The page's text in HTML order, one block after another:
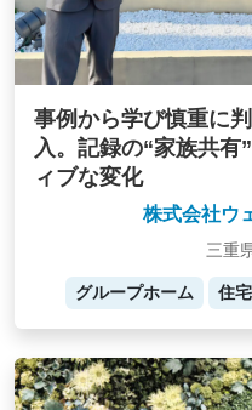
事例から学び慎重に
入。記録の“家族共有
ィブな変化
株式会社ウ
三重
グループホーム 住